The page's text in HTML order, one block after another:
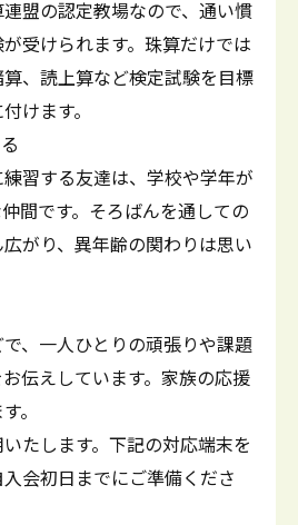
盟の認定教場なので、通い慣
受けられます。珠算だけでは
、読上算など検定試験を目標
けます。
習する友達は、学校や学年が
間です。そろばんを通しての
がり、異年齢の関わりは思い
、一人ひとりの頑張りや課題
伝えしています。家族の応援
。
たします。下記の対応端末を
会初日までにご準備くださ